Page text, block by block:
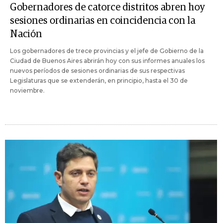
Gobernadores de catorce distritos abren hoy
sesiones ordinarias en coincidencia con la
Nación
Los gobernadores de trece provincias y el jefe de Gobierno de la
Ciudad de Buenos Aires abrirán hoy con sus informes anuales los
nuevos períodos de sesiones ordinarias de sus respectivas
Legislaturas que se extenderán, en principio, hasta el 30 de
noviembre.